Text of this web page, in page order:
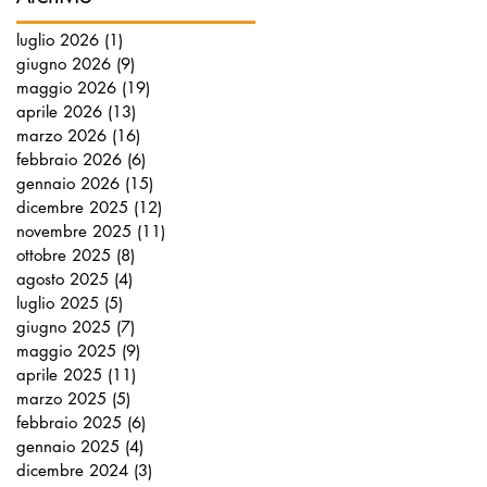
luglio 2026 (1)
giugno 2026 (9)
maggio 2026 (19)
aprile 2026 (13)
marzo 2026 (16)
febbraio 2026 (6)
gennaio 2026 (15)
dicembre 2025 (12)
novembre 2025 (11)
ottobre 2025 (8)
agosto 2025 (4)
luglio 2025 (5)
giugno 2025 (7)
maggio 2025 (9)
aprile 2025 (11)
marzo 2025 (5)
febbraio 2025 (6)
gennaio 2025 (4)
dicembre 2024 (3)